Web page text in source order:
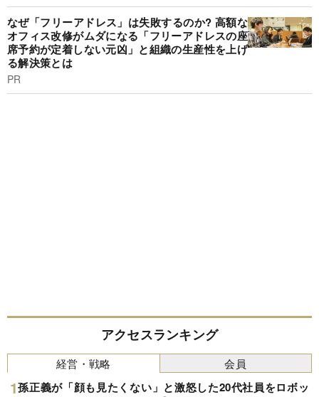
なぜ「フリーアドレス」は失敗するのか? 高額な
オフィス改修がムダになる「フリーアドレスの座
席予約が定着しない元凶」と組織の生産性を上げ
る解決策とは
PR
アクセスランキング
経営・戦略
孫正義が「顔も見たくない」と激怒した20代社員をロボッ
会員